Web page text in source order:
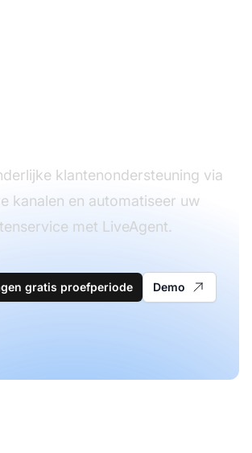
klantenondersteuning via
kanalen en automatiseer uw
met LiveAgent.
gratis proefperiode Demo